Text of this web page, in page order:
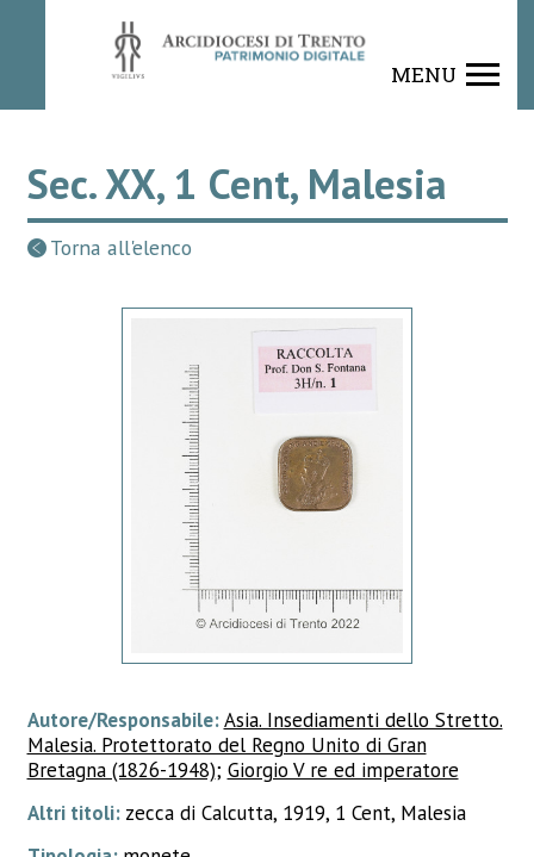
MENU
Sec. XX, 1 Cent, Malesia
Torna all'elenco
Autore/Responsabile:Asia. Insediamenti dello Stretto.
Malesia. Protettorato del Regno Unito di Gran
Bretagna (1826-1948); Giorgio V re ed imperatore
Altri titoli: zecca di Calcutta, 1919, 1 Cent, Malesia